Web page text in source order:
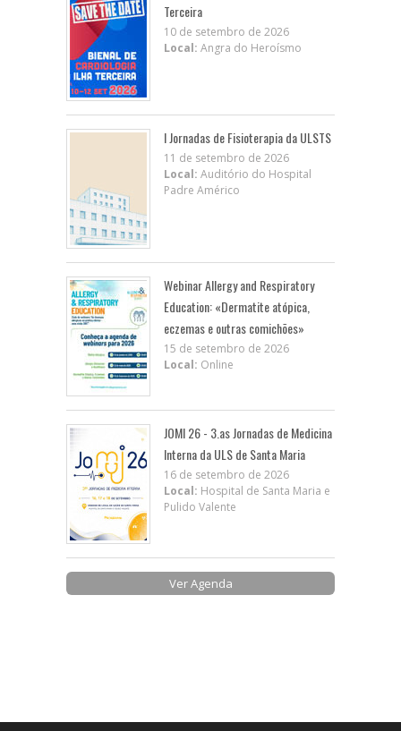
Terceira
10 de setembro de 2026
Local: Angra do Heroísmo
I Jornadas de Fisioterapia da ULSTS
11 de setembro de 2026
Local: Auditório do Hospital
Padre Américo
Webinar Allergy and Respiratory
Education: «Dermatite atópica,
eczemas e outras comichões»
15 de setembro de 2026
Local: Online
JOMI 26 - 3.as Jornadas de Medicina
Interna da ULS de Santa Maria
16 de setembro de 2026
Local: Hospital de Santa Maria e
Pulido Valente
Ver Agenda